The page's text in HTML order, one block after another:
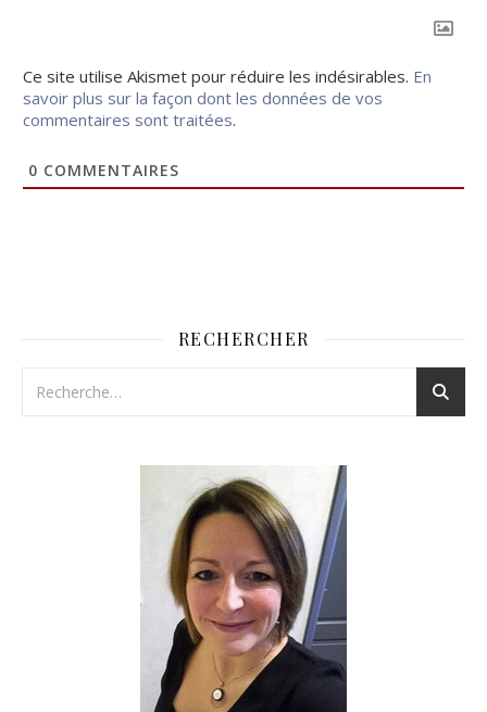
Ce site utilise Akismet pour réduire les indésirables. En
savoir plus sur la façon dont les données de vos
commentaires sont traitées.
0 COMMENTAIRES
RECHERCHER